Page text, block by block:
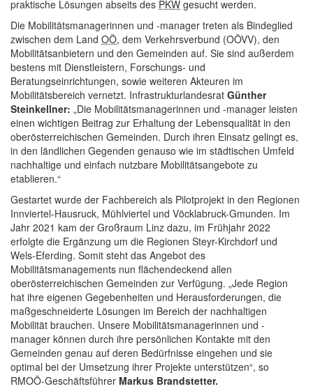
praktische Lösungen abseits des PKW gesucht werden.
Die Mobilitätsmanagerinnen und -manager treten als Bindeglied
zwischen dem Land OÖ, dem Verkehrsverbund (OÖVV), den
Mobilitätsanbietern und den Gemeinden auf. Sie sind außerdem
bestens mit Dienstleistern, Forschungs- und
Beratungseinrichtungen, sowie weiteren Akteuren im
Mobilitätsbereich vernetzt. Infrastrukturlandesrat Günther
Steinkellner: „Die Mobilitätsmanagerinnen und -manager leisten
einen wichtigen Beitrag zur Erhaltung der Lebensqualität in den
oberösterreichischen Gemeinden. Durch ihren Einsatz gelingt es,
in den ländlichen Gegenden genauso wie im städtischen Umfeld
nachhaltige und einfach nutzbare Mobilitätsangebote zu
etablieren.“
Gestartet wurde der Fachbereich als Pilotprojekt in den Regionen
Innviertel-Hausruck, Mühlviertel und Vöcklabruck-Gmunden. Im
Jahr 2021 kam der Großraum Linz dazu, im Frühjahr 2022
erfolgte die Ergänzung um die Regionen Steyr-Kirchdorf und
Wels-Eferding. Somit steht das Angebot des
Mobilitätsmanagements nun flächendeckend allen
oberösterreichischen Gemeinden zur Verfügung. „Jede Region
hat ihre eigenen Gegebenheiten und Herausforderungen, die
maßgeschneiderte Lösungen im Bereich der nachhaltigen
Mobilität brauchen. Unsere Mobilitätsmanagerinnen und -
manager können durch ihre persönlichen Kontakte mit den
Gemeinden genau auf deren Bedürfnisse eingehen und sie
optimal bei der Umsetzung ihrer Projekte unterstützen“, so
RMOÖ-Geschäftsführer Markus Brandstetter.